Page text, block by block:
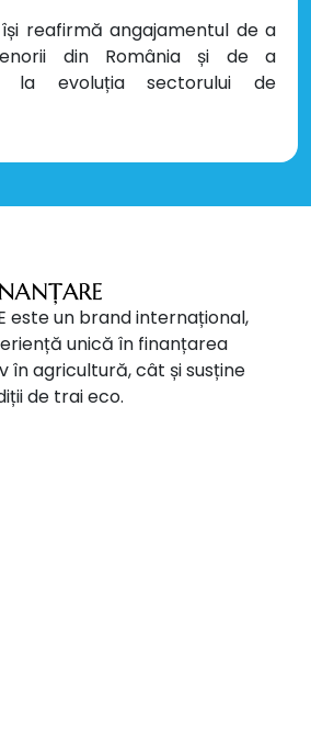
reafirmă angajamentul de a
din România și de a
la evoluția sectorului de
este un brand internațional,
unică în finanțarea
în agricultură, cât și susține
de trai eco.